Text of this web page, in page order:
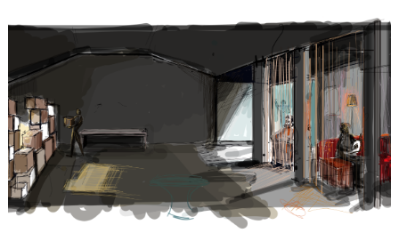
Comédie
Michel
L'Effet
Papillon,
Mentaliste
,
Théâtre